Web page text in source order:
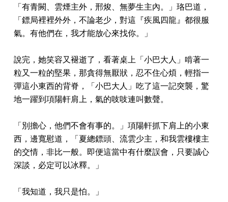
「有青闕、雲煙主外，邢焌、無夢生主內。」珞巴道，
「鏢局裡裡外外，不論老少，對這『疾風四龍』都很服
氣。有他們在，我才能放心來找你。」
說完，她笑容又褪逝了，看著桌上「小巴大人」啃著一
粒又一粒的堅果，那貪得無厭狀，忍不住心煩，輕指一
彈這小東西的背脊，「小巴大人」吃了這一記突襲，驚
地一躍到項陽軒肩上，氣的吱吱連叫數聲。
「別擔心，他們不會有事的。」項陽軒抓下肩上的小東
西，邊寬慰道，「夏總鏢頭、流雲少主，和我雲樓樓主
的交情，非比一般。即便這當中有什麼誤會，只要誠心
深談，必定可以冰釋。」
「我知道，我只是怕。」